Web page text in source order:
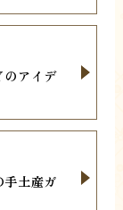
のアイデ
土産ガ